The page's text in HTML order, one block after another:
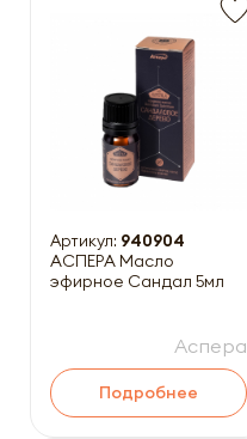
Артикул: 940904
АСПЕРА Масло
эфирное Сандал 5мл
Аспера
Подробнее